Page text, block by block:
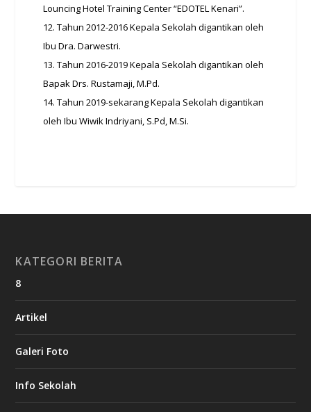
Louncing Hotel Training Center “EDOTEL Kenari”.
12. Tahun 2012-2016 Kepala Sekolah digantikan oleh
Ibu Dra. Darwestri.
13. Tahun 2016-2019 Kepala Sekolah digantikan oleh
Bapak Drs. Rustamaji, M.Pd.
14. Tahun 2019-sekarang Kepala Sekolah digantikan
oleh Ibu Wiwik Indriyani, S.Pd, M.Si.
KATEGORI BERITA
8
Artikel
Galeri Foto
Info Sekolah